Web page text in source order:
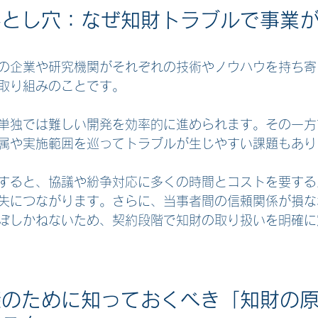
し穴：なぜ知財トラブルで事業
企業や研究機関がそれぞれの技術やノウハウを持ち
り組みのことです。
独では難しい開発を効率的に進められます。その一
や実施範囲を巡ってトラブルが生じやすい課題もあ
ると、協議や紛争対応に多くの時間とコストを要す
につながります。さらに、当事者間の信頼関係が損
しかねないため、契約段階で知財の取り扱いを明確
ために知っておくべき「知財の